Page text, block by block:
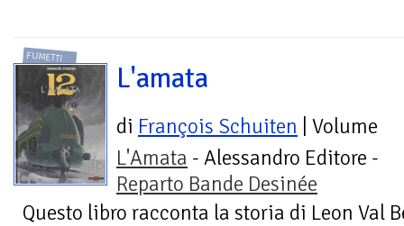
FUMETTI
L'amata
di François Schuiten | Volume
L'Amata - Alessandro Editore -
Reparto Bande Desinée
Questo libro racconta la storia di Leon Val